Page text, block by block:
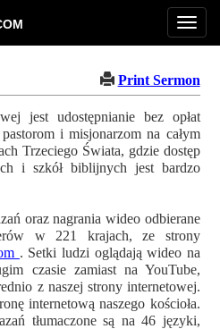
Print Sermon
jest udostępnianie bez opłat
i misjonarzom na całym
Trzeciego Świata, gdzie dostęp
i szkół biblijnych jest bardzo
oraz nagrania wideo odbierane
w 221 krajach, ze strony
. Setki ludzi oglądają wideo na
czasie zamiast na YouTube,
z naszej strony internetowej.
internetową naszego kościoła.
tłumaczone są na 46 języki,